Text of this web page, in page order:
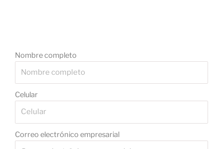
Nombre completo
Celular
Correo electrónico empresarial